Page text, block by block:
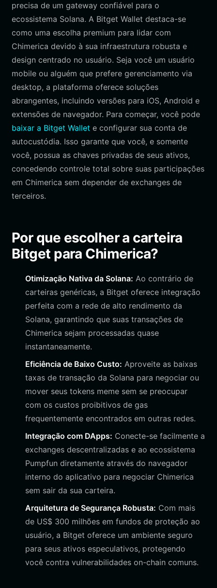
precisa de um gateway confiável para o
ecossistema Solana. A Bitget Wallet destaca-se
como uma escolha premium para lidar com
Chimerica devido à sua infraestrutura robusta e
design centrado no usuário. Seja você um usuário
mobile ou alguém que prefere gerenciamento via
desktop, a plataforma oferece soluções
abrangentes, incluindo versões para iOS, Android e
extensões de navegador. Para começar, você pode
baixar a Bitget Wallet e configurar sua conta de
autocustódia. Isso garante que você, e somente
você, possua as chaves privadas de seus ativos,
concedendo controle total sobre suas participações
em Chimerica sem depender de exchanges de
terceiros.
Por que escolher a carteira
Bitget para Chimerica?
Otimização Nativa da Solana: Ao contrário de
carteiras genéricas, a Bitget oferece integração
perfeita com a rede de alto rendimento da
Solana, garantindo que suas transações de
Chimerica sejam processadas quase
instantaneamente.
Eficiência de Baixo Custo: Aproveite as baixas
taxas de transação da Solana para negociar ou
mover seus tokens meme sem se preocupar
com os custos proibitivos de gas
frequentemente encontrados em outras redes.
Integração com DApps: Conecte-se facilmente a
exchanges descentralizadas e ao ecossistema
Pumpfun diretamente através do navegador
interno do aplicativo para negociar Chimerica
sem sair da sua carteira.
Arquitetura de Segurança Robusta: Com mais
de US$ 300 milhões em fundos de proteção ao
usuário, a Bitget oferece um ambiente seguro
para seus ativos especulativos, protegendo
você contra vulnerabilidades on-chain comuns.